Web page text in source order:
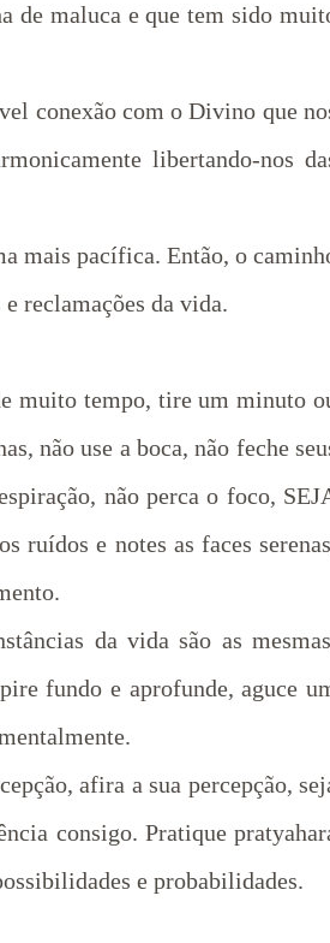
de maluca e que tem sido
conexão com o Divino que
libertando-nos
mais pacífica. Então, o
reclamações da vida.
muito tempo, tire um minuto
não use a boca, não feche
não perca o foco,
ruídos e notes as faces
da vida são as
fundo e aprofunde, aguce
afira a sua percepção,
consigo. Pratique
e probabilidades.